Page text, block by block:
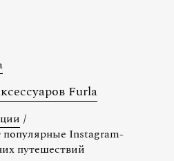
Furla
/
Instagram-
путешествий